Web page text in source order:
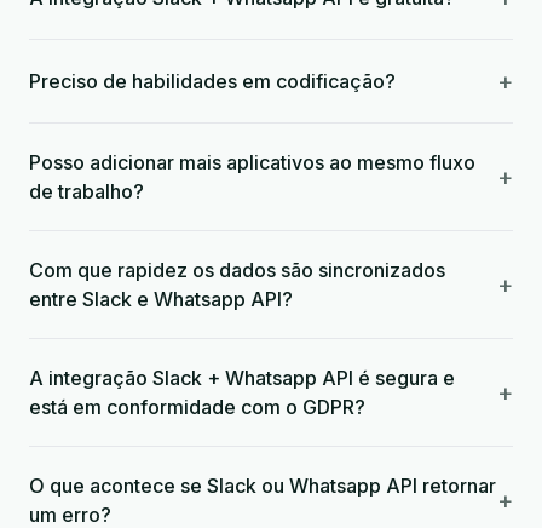
Preciso de habilidades em codificação? +
Posso adicionar mais aplicativos ao mesmo fluxo
de trabalho?
+
Com que rapidez os dados são sincronizados
entre Slack e Whatsapp API?
+
A integração Slack + Whatsapp API é segura e
está em conformidade com o GDPR?
+
O que acontece se Slack ou Whatsapp API retornar
um erro?
+